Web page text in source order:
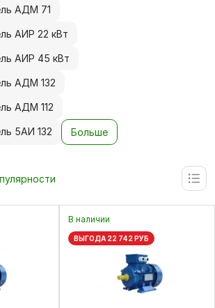
АДМ 71
АИР 22 кВт
АИР 45 кВт
АДМ 132
АДМ 112
5АИ 132 Больше
В наличии
ВЫГОДА 22 742 РУБ